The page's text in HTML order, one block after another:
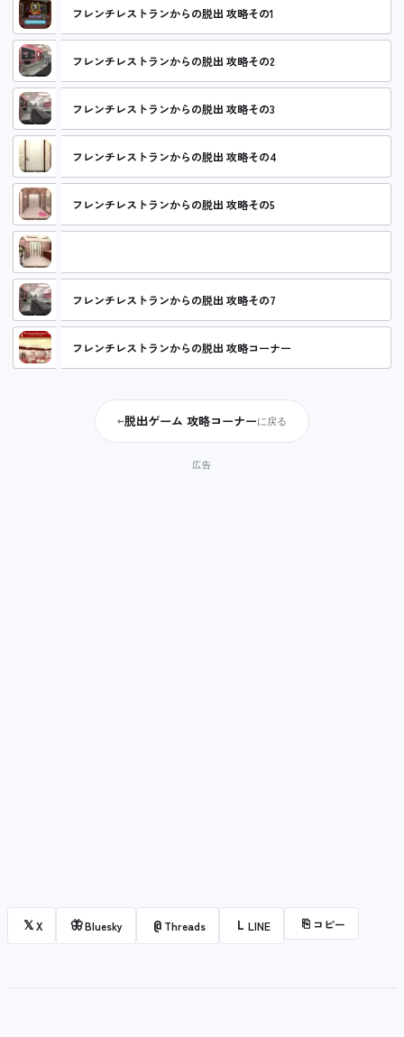
フレンチレストランからの脱出 攻略その1
フレンチレストランからの脱出 攻略その2
フレンチレストランからの脱出 攻略その3
フレンチレストランからの脱出 攻略その4
フレンチレストランからの脱出 攻略その5
フレンチレストランからの脱出 攻略その7
フレンチレストランからの脱出 攻略コーナー
←脱出ゲーム 攻略コーナーに戻る
𝕏X 🦋Bluesky @ Threads L LINE ⎘ コピー